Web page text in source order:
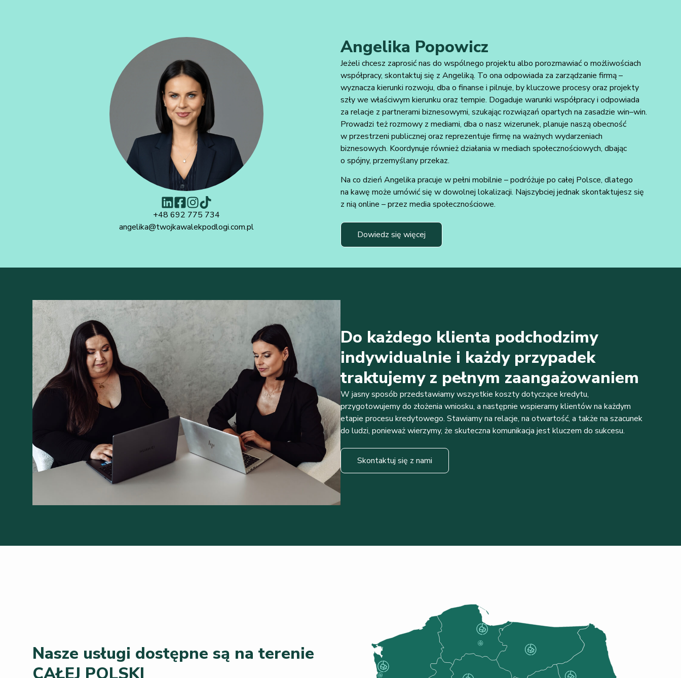
+48 692 775 734
angelika@twojkawalekpodlogi.com.pl
Angelika Popowicz
Jeżeli chcesz zaprosić nas do wspólnego projektu albo porozmawiać o możliwościach
współpracy, skontaktuj się z Angeliką. To ona odpowiada za zarządzanie firmą –
wyznacza kierunki rozwoju, dba o finanse i pilnuje, by kluczowe procesy oraz projekty
szły we właściwym kierunku oraz tempie. Dogaduje warunki współpracy i odpowiada
za relacje z partnerami biznesowymi, szukając rozwiązań opartych na zasadzie win–win.
Prowadzi też rozmowy z mediami, dba o nasz wizerunek, planuje naszą obecność
w przestrzeni publicznej oraz reprezentuje firmę na ważnych wydarzeniach
biznesowych. Koordynuje również działania w mediach społecznościowych, dbając
o spójny, przemyślany przekaz.
Na co dzień Angelika pracuje w pełni mobilnie – podróżuje po całej Polsce, dlatego
na kawę może umówić się w dowolnej lokalizacji. Najszybciej jednak skontaktujesz się
z nią online – przez media społecznościowe.
Dowiedz się więcej
Do każdego klienta podchodzimy
indywidualnie i każdy przypadek
traktujemy z pełnym zaangażowaniem
W jasny sposób przedstawiamy wszystkie koszty dotyczące kredytu,
przygotowujemy do złożenia wniosku, a następnie wspieramy klientów na każdym
etapie procesu kredytowego. Stawiamy na relacje, na otwartość, a także na szacunek
do ludzi, ponieważ wierzymy, że skuteczna komunikacja jest kluczem do sukcesu.
Skontaktuj się z nami
Nasze usługi dostępne są na terenie